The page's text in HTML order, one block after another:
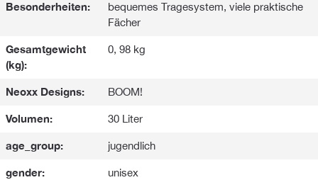
Besonderheiten:
bequemes Tragesystem, viele praktische
Fächer
Gesamtgewicht
(kg):
0, 98 kg
Neoxx Designs: BOOM!
Volumen: 30 Liter
age_group: jugendlich
gender: unisex